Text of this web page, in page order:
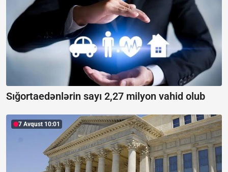
Sığortaedənlərin sayı 2,27 milyon vahid olub
7 Avqust 10:01